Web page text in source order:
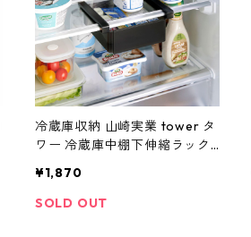
冷蔵庫収納 山崎実業 tower タ
ワー 冷蔵庫中棚下伸縮ラック 1
¥1,870
SOLD OUT